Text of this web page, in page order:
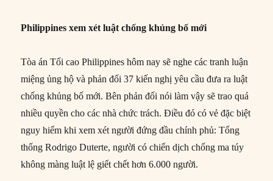
Philippines xem xét luật chống khủng bố mới
Tòa án Tối cao Philippines hôm nay sẽ nghe các tranh luận
miệng ủng hộ và phản đối 37 kiến ​​nghị yêu cầu đưa ra luật
chống khủng bố mới. Bên phản đối nói làm vậy sẽ trao quá
nhiều quyền cho các nhà chức trách. Điều đó có vẻ đặc biệt
nguy hiểm khi xem xét người đứng đầu chính phủ: Tổng
thống Rodrigo Duterte, người có chiến dịch chống ma túy
không màng luật lệ giết chết hơn 6.000 người.